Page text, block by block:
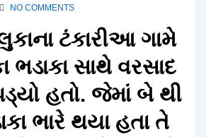
NO COMMENTS
ટંકારીઆ ગામે
ભડાકા સાથે વરસાદ
હતો. જેમાં બે થી
ભારે થયા હતા તે